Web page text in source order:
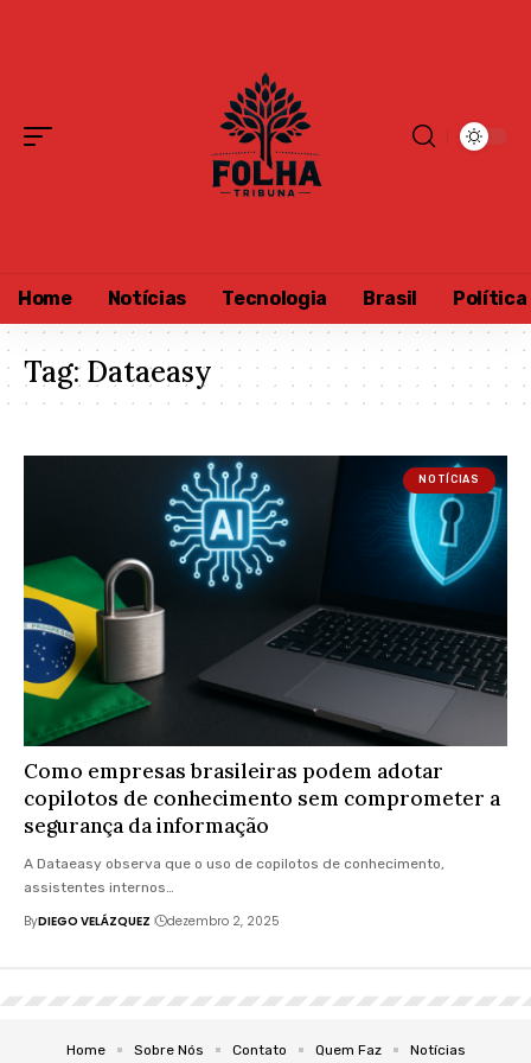
Home Notícias Tecnologia Brasil Política
Tag:Dataeasy
NOTÍCIAS
Como empresas brasileiras podem adotar
copilotos de conhecimento sem comprometer a
segurança da informação
A Dataeasy observa que o uso de copilotos de conhecimento,
assistentes internos…
ByDIEGO VELÁZQUEZ dezembro 2, 2025
Home Sobre Nós Contato Quem Faz Notícias